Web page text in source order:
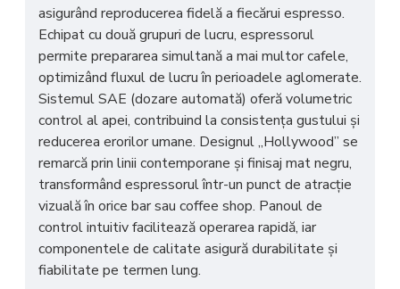
asigurând reproducerea fidelă a fiecărui espresso.
Echipat cu două grupuri de lucru, espressorul
permite prepararea simultană a mai multor cafele,
optimizând fluxul de lucru în perioadele aglomerate.
Sistemul SAE (dozare automată) oferă volumetric
control al apei, contribuind la consistența gustului și
reducerea erorilor umane. Designul „Hollywood” se
remarcă prin linii contemporane și finisaj mat negru,
transformând espressorul într-un punct de atracție
vizuală în orice bar sau coffee shop. Panoul de
control intuitiv facilitează operarea rapidă, iar
componentele de calitate asigură durabilitate și
fiabilitate pe termen lung.